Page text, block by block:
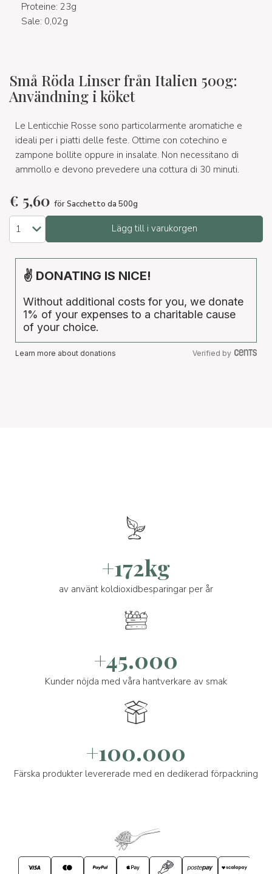
Proteine: 23g
Sale: 0,02g
Små Röda Linser från Italien 500g:
Användning i köket
Le Lenticchie Rosse sono particolarmente aromatiche e
ideali per i piatti delle feste. Ottime con cotechino e
zampone bollite oppure in insalate. Non necessitano di
ammollo e devono prevedere una cottura di 30 minuti.
€ 5,60 för Sacchetto da 500g
Lägg till i varukorgen
✌ DONATING IS NICE!
Without additional costs for you, we donate
1% of your expenses to a charitable cause
of your choice.
Learn more about donations Verified by
+172kg
av använt koldioxidbesparingar per år
+45.000
Kunder nöjda med våra hantverkare av smak
+100.000
Färska produkter levererade med en dedikerad förpackning